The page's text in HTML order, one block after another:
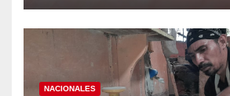
casos de dengue
NACIONALES